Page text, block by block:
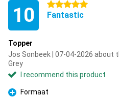
10 5 stars
Fantastic
Topper
Jos Sonbeek | 07-04-2026 about
Grey
I recommend this product
Formaat